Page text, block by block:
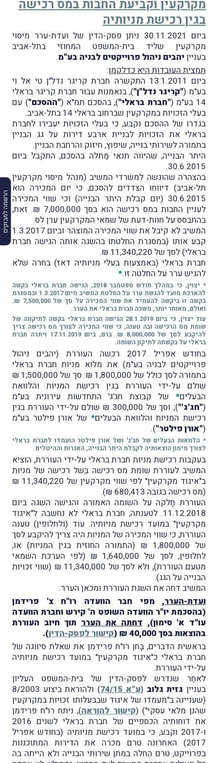
הרשמה למבזקים
מקרקעין וקביעת החבות במס רכישה
בגין רכישת מניותיה
ביום 30.11.2021 ניתן פסק-הדין של ועדת-ערר מיסוי
מקרקעין שליד בית-המשפט המחוזי בתל-אביב
בענייןיהבים ניהול פרוייקטים לבניה בע"מ.
תמצית העוּבדות היא כדלקמן:
ביום 13.1.2011 התקשרה חברת קריגר נדל"ן טי אל וי
בע"מ ("קריגר נדל"ן"), בנאמנות עבוּר חברת קריגר בראלי
14 בע"מ (
"חברת בראלי"), בהסכם תמ"א ("ההסכם") עם
בעלי הזכויות במקרקעין שברחוב בראלי 14 בתל-אביב.
בגדרו של ההסכם נקבע, כי בעלי הזכויות יעבירו לחברת
בראלי את הזכויות לבניית ארבע דירות על גג הבניין
בתמורה לשירותי בנייה, שיפוץ, חיזוק והרחבת הבניין.
היתר הבנייה, שהיווה תנאי מַתלה בהסכם, התקבל ביום
30.6.2015.
בהצהרה שהוגשה למשרדי המשיב (מנהל מיסוי מקרקעין
תל-אביב) דיווחו הצדדים להסכם, כי יום המכירה הוא
30.6.2015 (יום קבלת היתר הבנייה) וכי שווי המכירה
לעניין החבות במס רכישה הוא בסך 7,000,000 ₪. זאת,
בהתבסס על חוות-דעת של שמאי המקרקעין ערן לס.
המשיב לא קיבל את שווי המכירה המוצהר וביום 1.3.2017
קבע אותו (במסגרת החלטתו בהשגה אותה הגישה חברת
בראלי) לסך של 11,340,220 ₪.
חברת בראלי (באמצעות בעלי מניותיה דאז) בחרה שלא
להגיש ערר על החלטה זו.*
* יצוין, כי במהלך חודש ספטמבר 2018, הגישה חברת בראלי בקשה
להארכת מועד להגשת ערר על החלטת המשיב מיום 1.3.2017 ובמסגרת
בקשה זו ביקשה להעמיד את שווי המכירה על סך של 7,500,000 ₪.
ואולם, מאוחר יותר, משכה חברת בראלי את הערר.
עוד יצוין, כי ביום 28.1.2019 הגישה חברת בראלי בקשה לתיקונה של
שומת מס הרכישה ובה טענה, כי שווי המכירה לצורך מס רכישה צריך
להיקבע לסך של 8,000,000 ₪. ברם, ביום 17.11.2019 ויתרה חברת
בראלי על בקשתה לתיקון השומה.
בחודש אפריל 2017 רכשה העוררת (יהבים ניהול
פרוייקטים לבניה בע"מ) את מלוא מניות חברת בראלי
בתמורה לסך כולל של 1,800,000 ₪: סך של 1,500,000 ₪
שולם על-ידי העוררת בגין רכישת המניות והלוואת
הבעלים* של קבוצת חג'ג' התחדשות עירונית בע"מ
("חג'ג'"
); וסך של 300,000 ₪ שולם על-ידי העוררת בגין
רכישת המניות והלוואת הבעלים* של אורן פילטר בע"מ
("אורן פילטר").
* הלוואות הבעלים של חג'ג' ושל אורן פילטר הועמדו לחברת בראלי
לצורך מימון הוצאותיה לקבלת היתר הבנייה, האגרות וההיטלים.
בעקבות רכישת מניות חברת בראלי על-ידי העוררת, הוציא
המשיב לעוררת שומת מס רכישה בְּשל רכישה של מניות
ב"איגוד מקרקעין" לפי שווי מקרקעין של 11,340,220 ₪
(מס רכישה בגובה 680,413 ₪).
העוררת חָלקה על השומה האמורה והגישה השגה ביום
11.12.2018. לטענתה, חברת בראלי לא נחשבה ל"איגוד
מקרקעין" במועד רכישת מניותיה. עוד (ולחלופין) טענה
העוררת, כי שווי המכירה של המניות היה צריך להיקבע לסך
של 1,800,000 ₪ (התמורה החוזית בגין המניות) או,
לחלופין, לסך של 1,640,000 ₪ (לפי הערכת השמאי
מטעם העוררת), ולא לסך של 11,340,000 ₪ (שווי זכויות
הבנייה על הגג).
המשיב דחה את השגת העוררת ומכאן הערר.
ועדת-הערר, מפי חבר הוועדה רו"ח צ' פרידמן
(בהסכמת יו"ר הוועדה השופט ה' קירש וחברת הוועדה
עו"ד א' סימון), דחתה את הערר תוך חיוב העוררת
בהוצאות בסך 40,000 ₪ (
קישור לפסק-הדין).
בראשית הדברים, בָּחן רו"ח פרידמן את שאלת סיוּוגה של
חברת בראלי כ"איגוד מקרקעין" במועד רכישת מניותיה
על-ידי העוררת.
לאחַר שנדרש לפסק-הדין של בית-המשפט העליון
בעניין גזית גלוב (ע"א 74/15
) ולהוראת ביצוע 8/2003
(שעניינה ב"מעמדו של איגוד שבבעלותו זכויות במקרקעין
שהנן מלאי עסקי") (קישור להוראה), ניתח רו"ח פרידמן
את דוחותיה הכספיים של חברת בראלי לשנים 2016
ו-2017 וקבע, כי במועד רכישת מניותיה (בחודש אפריל
2017) האחרונה טרם מכרה את הדירות המתוכננות
בפרוייקט, טרם הֵחלה במתן שירותי הבנייה ולא הייתה בה